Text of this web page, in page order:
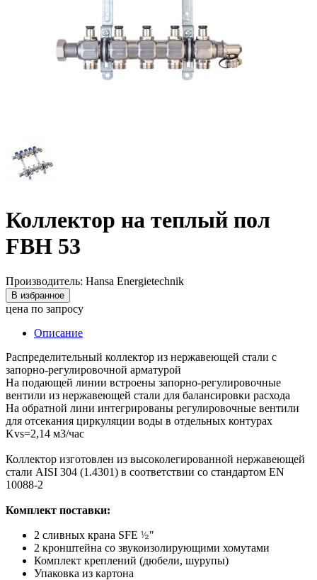
Коллектор на теплый пол
FBH 53
Производитель: Hansa Energietechnik
В избранное
цена по запросу
Описание
Распределительный коллектор из нержавеющей стали с
запорно-регулировочной арматурой
На подающей линии встроены запорно-регулировочные
вентили из нержавеющей стали для балансировки расхода
На обратной лини интегрированы регулировочные вентили
для отсекания циркуляции воды в отдельных контурах
Kvs=2,14 м3/час
Коллектор изготовлен из высоколегированной нержавеющей
стали AISI 304 (1.4301) в соответствии со стандартом EN
10088-2
Комплект поставки:
2 сливных крана SFE ½"
2 кронштейна со звукоизолирующими хомутами
Комплект креплений (дюбели, шурупы)
Упаковка из картона